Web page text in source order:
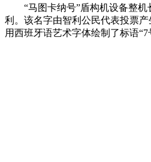
“马图卡纳号”盾构机设备整机
利。该名字由智利公民代表投票
用西班牙语艺术字体绘制了标语